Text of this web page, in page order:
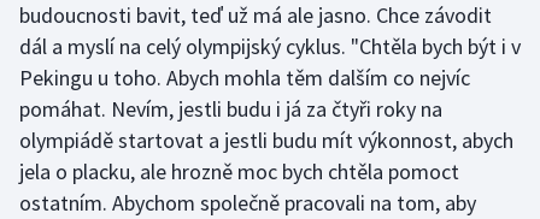
Moderní pětiboj
Motorsport
Olympijské hry
Parasport
budoucnosti bavit, teď už má ale jasno. Chce závodit
dál a myslí na celý olympijský cyklus. "Chtěla bych být i v
Pekingu u toho. Abych mohla těm dalším co nejvíc
pomáhat. Nevím, jestli budu i já za čtyři roky na
olympiádě startovat a jestli budu mít výkonnost, abych
jela o placku, ale hrozně moc bych chtěla pomoct
ostatním. Abychom společně pracovali na tom, aby